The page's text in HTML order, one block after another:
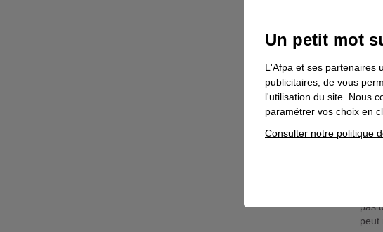
de
pas
peut
Un petit mot
L'Afpa et ses partenaires
publicitaires, de vous
l'utilisation du site. Nous
paramétrer vos choix en
Consulter notre politique